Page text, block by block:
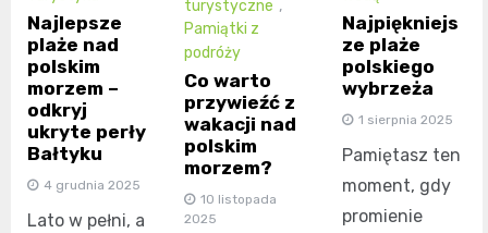
Najlepsze
plaże nad
polskim
morzem –
odkryj
ukryte perły
Bałtyku
4 grudnia 2025
Lato w pełni, a
turystyczne ,
Pamiątki z
podróży
Co warto
przywieźć z
wakacji nad
polskim
morzem?
10 listopada
2025
Najpiękniejs
ze plaże
polskiego
wybrzeża
1 sierpnia 2025
Pamiętasz ten
moment, gdy
promienie